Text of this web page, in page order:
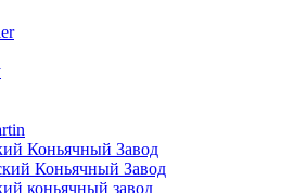
Коньячный Завод
Коньячный Завод
коньячный завод